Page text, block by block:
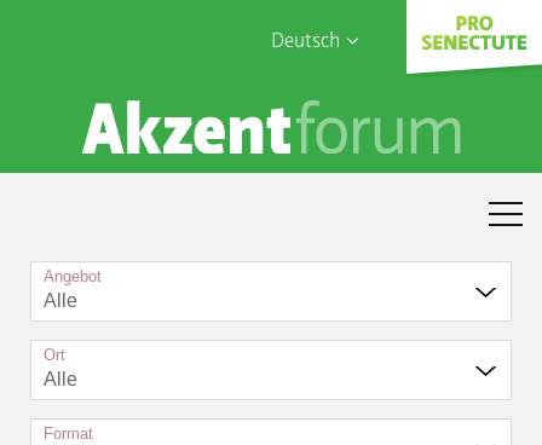
Deutsch
English
Français
Sophia Care
Angebot
Alle
Ort
Alle
Format